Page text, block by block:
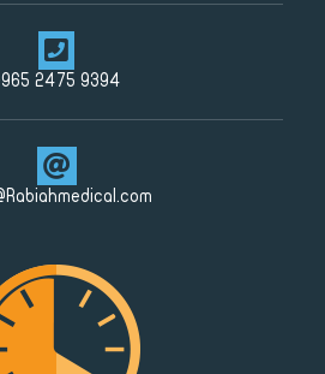
9394 2475 965+